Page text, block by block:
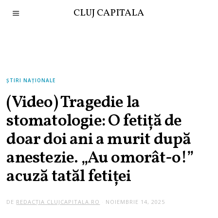
CLUJ CAPITALA
ȘTIRI NAȚIONALE
(Video) Tragedie la
stomatologie: O fetiță de
doar doi ani a murit după
anestezie. „Au omorât-o!”
acuză tatăl fetiței
DE REDACȚIA CLUJCAPITALA.RO NOIEMBRIE 14, 2025